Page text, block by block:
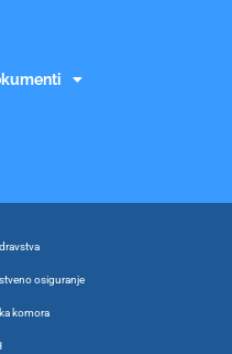
osiguranje
komora